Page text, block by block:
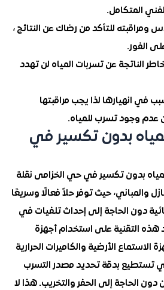
للتأكد من رضاك ​​عن النتائج ،
عن تسربات المياه لن تهدد
لذا يجب مراقبتها
تسرب للمياه.
بدون تكسير في
تكسير في حي الخزامى نقلة
حيث توفر حلاً فعالًا وسريعًا
الحاجة إلى إحداث تلفيات في
على استخدام أجهزة
الأرضية والكاميرات الحرارية
بدقة تحديد مصدر التسرب
إلى الحفر والتخريب. هذا لا